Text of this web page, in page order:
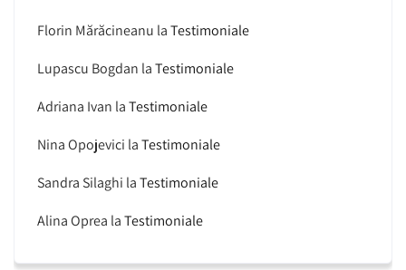
Florin Mărăcineanu laTestimoniale
Lupascu Bogdan laTestimoniale
Adriana Ivan laTestimoniale
Nina Opojevici laTestimoniale
Sandra Silaghi laTestimoniale
Alina Oprea laTestimoniale